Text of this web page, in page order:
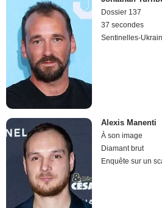
Dossier 137
37 secondes
Sentinelles-
Alexis Manenti
À son image
Diamant brut
Enquête sur un